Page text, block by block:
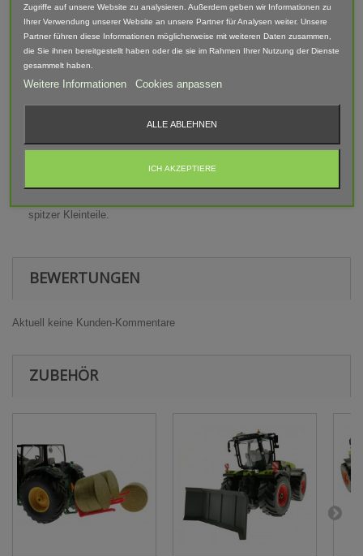
Lieferumfang: Gefächertes Silageschild
Abgebildete Fahrzeuge und Zubehör sind nicht im Lieferumfang
enthalten.
Der Artikel ist im 3D-Druck-Verfahren gefertigt und von Hand
Achtung! Modellbauartikel nicht für Kinder unter 14 Jahren
spitzer Kleinteile.
BEWERTUNGEN
Aktuell keine Kunden-Kommentare
ZUBEHÖR
Zugriffe auf unsere Website zu analysieren. Außerdem geben wir Informationen zu
Ihrer Verwendung unserer Website an unsere Partner für Analysen weiter. Unsere
Partner führen diese Informationen möglicherweise mit weiteren Daten zusammen,
die Sie ihnen bereitgestellt haben oder die sie im Rahmen Ihrer Nutzung der Dienste
gesammelt haben.
Weitere Informationen Cookies anpassen
ALLE ABLEHNEN
ICH AKZEPTIERE